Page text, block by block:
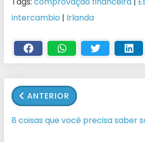
intercambio | Irlanda
ANTERIOR
8 coisas que você precisa saber